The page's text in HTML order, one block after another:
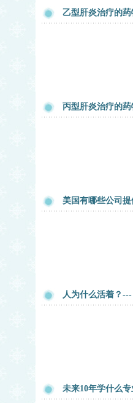
乙型肝炎治疗的药
丙型肝炎治疗的药
美国有哪些公司
人为什么活着？
未来10年学什么